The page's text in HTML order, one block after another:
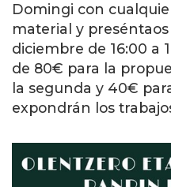
Domingi con
material y
diciembre de 16:00 a
de 80€ para la
la segunda y 40€
expondrán los